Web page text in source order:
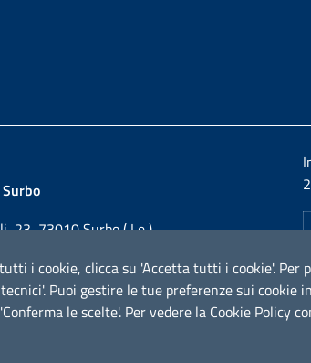
i cookie, clicca su 'Accetta tutti i cookie'. Per
Puoi gestire le tue preferenze sui cookie
le scelte'. Per vedere la Cookie Policy
23, 73010 Surbo ( Le )
360800